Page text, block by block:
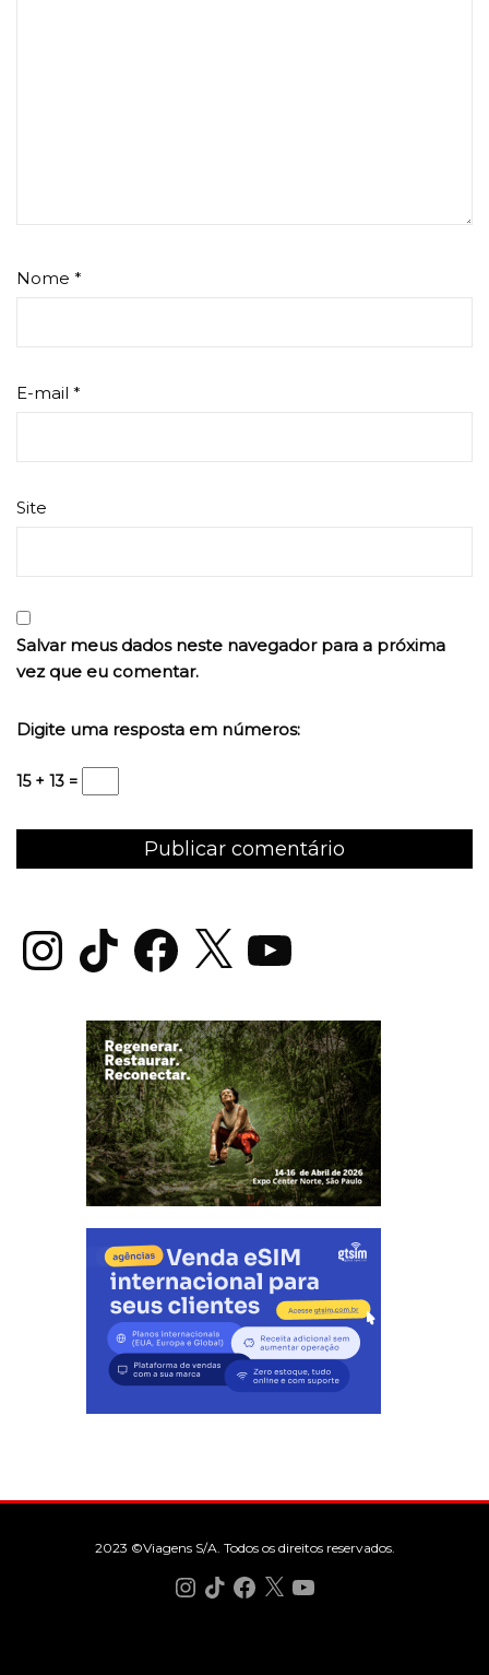
Nome *
E-mail *
Site
Salvar meus dados neste navegador para a próxima
vez que eu comentar.
Digite uma resposta em números:
15 + 13 =
InstagramTikTok Facebook
X YouTube
2023 ©Viagens S/A. Todos os direitos reservados.
Instagram
TikTokFacebook
X YouTube